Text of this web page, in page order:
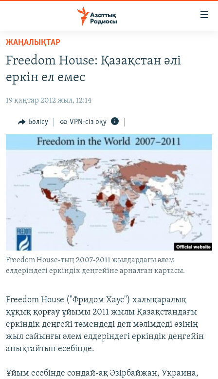
Skip
main
content
Skip
to
Navigation
Skip
to
ЖАҢАЛЫҚТАР
AZATTYQTV
ҚАҢТАР ОҚИҒАСЫ
АДАМ ҚҰҚЫҚТАРЫ
ӘЛЕУМЕТ
АРНАЙЫ ЖОБАЛАР
Русский
ЖАЗЫЛЫҢЫЗ
Басқа тілдерде
ЖАҢАЛЫҚТАР
Freedom House: Қазақстан әлі
еркін ел емес
19 қаңтар 2012 жыл, 12:14
Бөлісу VPN-сіз оқу
Freedom House-тың 2007-2011 жылдардағы әлем
елдеріндегі еркіндік деңгейіне арналған картасы.
Freedom House ("Фридом Хаус") халықаралық
құқық қорғау ұйымы 2011 жылы Қазақстандағы
еркіндік деңгейі төмендеді деп мәлімдеді өзінің
жыл сайынғы әлем елдеріндегі еркіндік деңгейін
анықтайтын есебінде.
Ұйым есебінде сондай-ақ Әзірбайжан, Украина,